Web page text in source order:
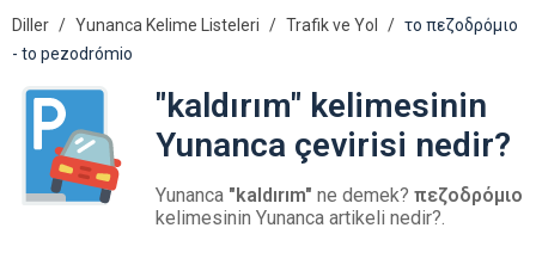
Diller Yunanca Kelime Listeleri Trafik ve Yol
το πεζοδρόμιο
- to pezodrómio
"kaldırım" kelimesinin
Yunanca çevirisi nedir?
Yunanca "kaldırım" ne demek? πεζοδρόμιο
kelimesinin Yunanca artikeli nedir?.